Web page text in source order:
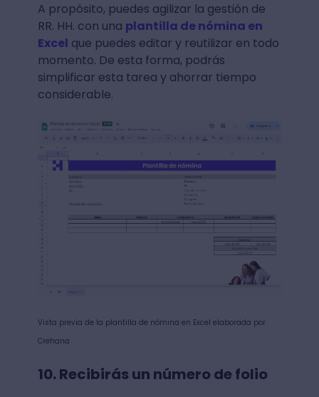
A propósito, puedes agilizar la gestión de
RR. HH. con una plantilla de nómina en
Excel que puedes editar y reutilizar en todo
momento. De esta forma, podrás
simplificar esta tarea y ahorrar tiempo
considerable.
Vista previa de la plantilla de nómina en Excel elaborada por
Crehana
10. Recibirás un número de folio